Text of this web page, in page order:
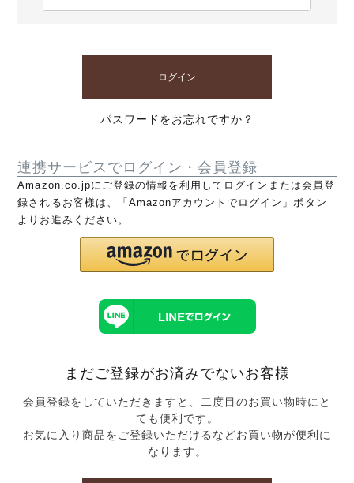
ログイン
パスワードをお忘れですか？
連携サービスでログイン・会員登録
Amazon.co.jpにご登録の情報を利用してログインまたは会員登
録されるお客様は、「Amazonアカウントでログイン」ボタン
よりお進みください。
まだご登録がお済みでないお客様
会員登録をしていただきますと、二度目のお買い物時にと
ても便利です。
お気に入り商品をご登録いただけるなどお買い物が便利に
なります。